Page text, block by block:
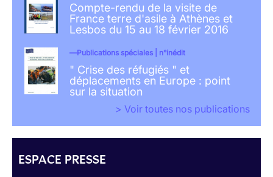
Compte-rendu de la visite de
France terre d'asile à Athènes et
Lesbos du 15 au 18 février 2016
Publications spéciales | n°inédit
" Crise des réfugiés " et
déplacements en Europe : point
sur la situation
> Voir toutes nos publications
ESPACE PRESSE